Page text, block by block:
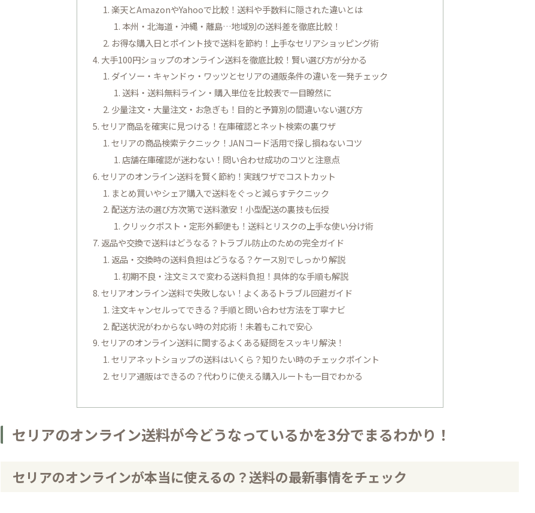
楽天とAmazonやYahooで比較！送料や手数料に隠された違いとは
本州・北海道・沖縄・離島…地域別の送料差を徹底比較！
お得な購入日とポイント技で送料を節約！上手なセリアショッピング術
大手100円ショップのオンライン送料を徹底比較！賢い選び方が分かる
ダイソー・キャンドゥ・ワッツとセリアの通販条件の違いを一発チェック
送料・送料無料ライン・購入単位を比較表で一目瞭然に
少量注文・大量注文・お急ぎも！目的と予算別の間違いない選び方
セリア商品を確実に見つける！在庫確認とネット検索の裏ワザ
セリアの商品検索テクニック！JANコード活用で探し損ねないコツ
店舗在庫確認が迷わない！問い合わせ成功のコツと注意点
セリアのオンライン送料を賢く節約！実践ワザでコストカット
まとめ買いやシェア購入で送料をぐっと減らすテクニック
配送方法の選び方次第で送料激安！小型配送の裏技も伝授
クリックポスト・定形外郵便も！送料とリスクの上手な使い分け術
返品や交換で送料はどうなる？トラブル防止のための完全ガイド
返品・交換時の送料負担はどうなる？ケース別でしっかり解説
初期不良・注文ミスで変わる送料負担！具体的な手順も解説
セリアオンライン送料で失敗しない！よくあるトラブル回避ガイド
注文キャンセルってできる？手順と問い合わせ方法を丁寧ナビ
配送状況がわからない時の対応術！未着もこれで安心
セリアのオンライン送料に関するよくある疑問をスッキリ解決！
セリアネットショップの送料はいくら？知りたい時のチェックポイント
セリア通販はできるの？代わりに使える購入ルートも一目でわかる
セリアのオンライン送料が今どうなっているかを3分でまるわかり！
セリアのオンラインが本当に使えるの？送料の最新事情をチェック